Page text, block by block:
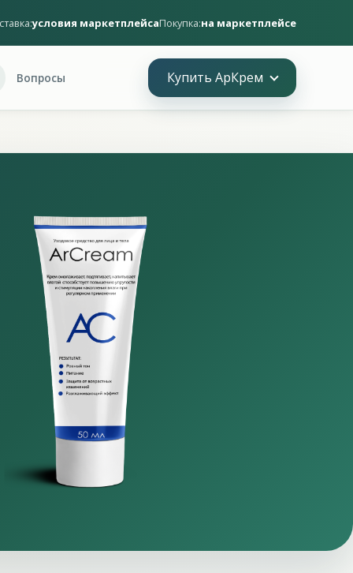
условия маркетплейсаПокупка:на маркетплейсе
Вопросы Купить АрКрем